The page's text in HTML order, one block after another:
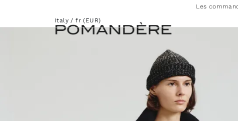
Les
Italy / fr (EUR)